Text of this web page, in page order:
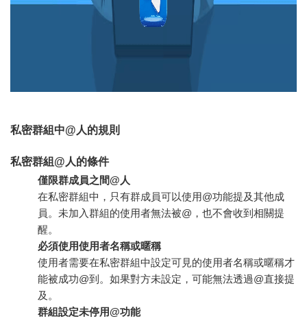
私密群組中@人的規則
私密群組@人的條件
僅限群成員之間@人
在私密群組中，只有群成員可以使用@功能提及其他成
員。未加入群組的使用者無法被@，也不會收到相關提
醒。
必須使用使用者名稱或暱稱
使用者需要在私密群組中設定可見的使用者名稱或暱稱才
能被成功@到。如果對方未設定，可能無法透過@直接提
及。
群組設定未停用@功能